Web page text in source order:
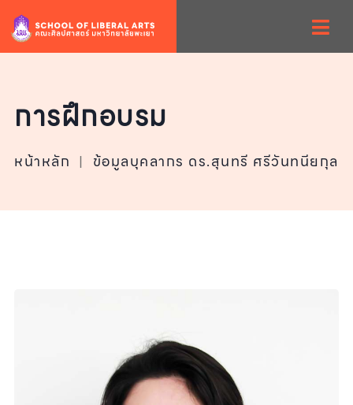
การฝึกอบรม
หน้าหลัก | ข้อมูลบุคลากร ดร.สุนทรี ศรีวันทนียกุล